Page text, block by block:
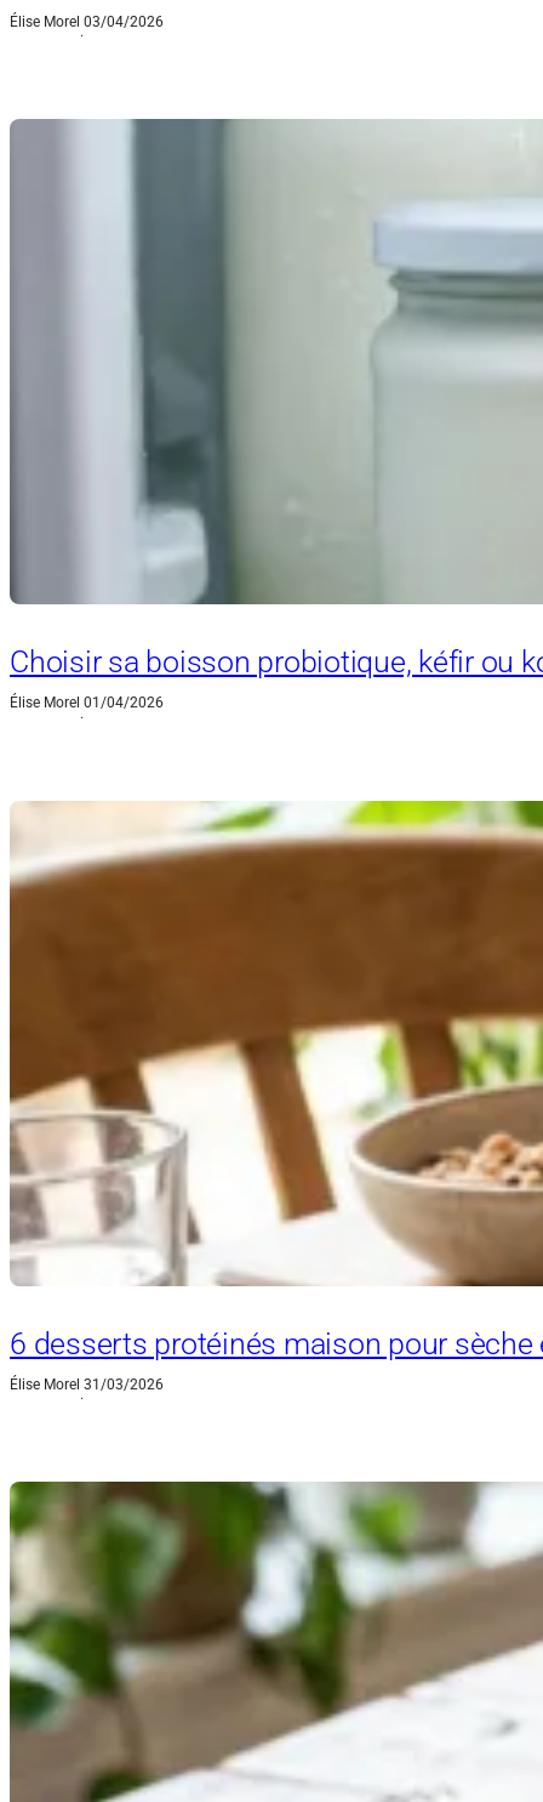
Élise Morel
·
03/04/2026
Choisir sa boisson probiotique, kéfir ou
Élise Morel
·
01/04/2026
6 desserts protéinés maison pour sèche
Élise Morel
·
31/03/2026